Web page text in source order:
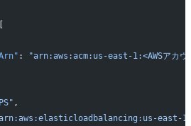
:
"arn:aws:acm:us-east-1:<AWSア
,
east-